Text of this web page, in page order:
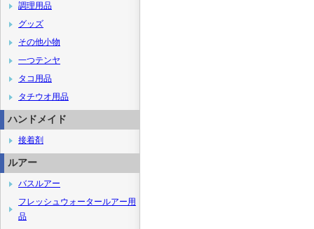
調理用品
グッズ
その他小物
一つテンヤ
タコ用品
タチウオ用品
ハンドメイド
接着剤
ルアー
バスルアー
フレッシュウォータールアー用
品